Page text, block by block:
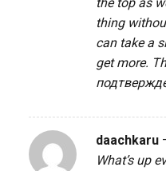
thing
can take a
get more.
daachkaru
What’s up